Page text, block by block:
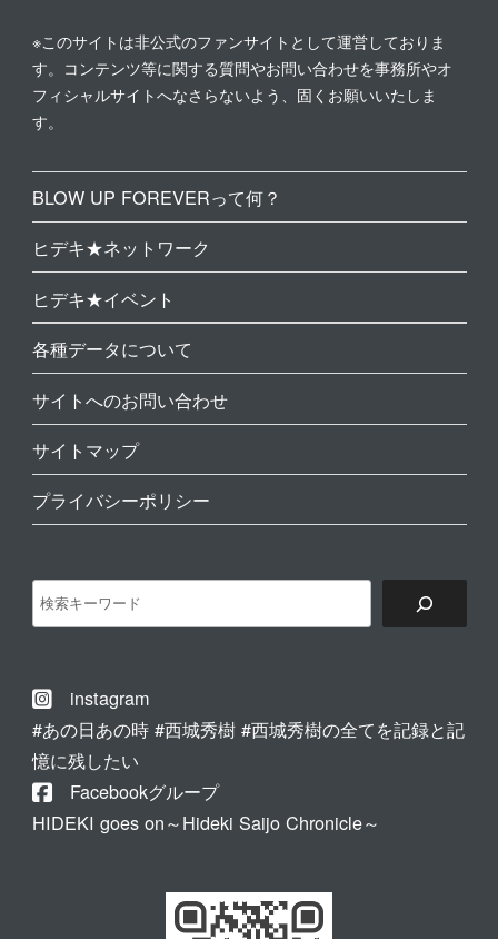
※このサイトは非公式のファンサイトとして運営しておりま
す。コンテンツ等に関する質問やお問い合わせを事務所やオ
フィシャルサイトへなさらないよう、固くお願いいたしま
す。
BLOW UP FOREVERって何？
ヒデキ★ネットワーク
ヒデキ★イベント
各種データについて
サイトへのお問い合わせ
サイトマップ
プライバシーポリシー
検
索
instagram
#あの日あの時 #西城秀樹 #西城秀樹の全てを記録と記
憶に残したい
Facebookグループ
HIDEKI goes on～Hideki Saijo Chronicle～